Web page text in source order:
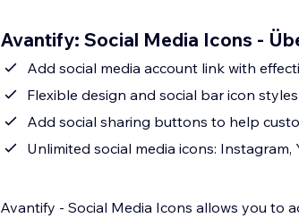
Avantify: Social Media Icons -
Add social media account link with
Flexible design and social bar icon
Add social sharing buttons to help
Unlimited social media icons:
Avantify - Social Media Icons allows you to